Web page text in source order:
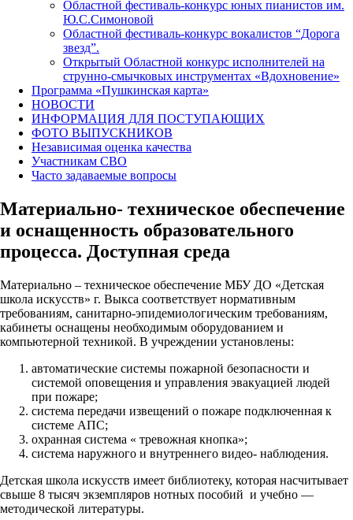
Областной фестиваль-конкурс юных пианистов им.
Ю.С.Симоновой
Областной фестиваль-конкурс вокалистов “Дорога
звезд”.
Открытый Областной конкурс исполнителей на
струнно-смычковых инструментах «Вдохновение»
Программа «Пушкинская карта»
НОВОСТИ
ИНФОРМАЦИЯ ДЛЯ ПОСТУПАЮЩИХ
ФОТО ВЫПУСКНИКОВ
Независимая оценка качества
Участникам СВО
Часто задаваемые вопросы
Материально- техническое обеспечение
и оснащенность образовательного
процесса. Доступная среда
Материально – техническое обеспечение МБУ ДО «Детская
школа искусств» г. Выкса соответствует нормативным
требованиям, санитарно-эпидемиологическим требованиям,
кабинеты оснащены необходимым оборудованием и
компьютерной техникой. В учреждении установлены:
автоматические системы пожарной безопасности и
системой оповещения и управления эвакуацией людей
при пожаре;
система передачи извещений о пожаре подключенная к
системе АПС;
охранная система « тревожная кнопка»;
система наружного и внутреннего видео- наблюдения.
Детская школа искусств имеет библиотеку, которая насчитывает
свыше 8 тысяч экземпляров нотных пособий и учебно —
методической литературы.